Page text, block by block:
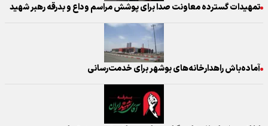
تمهیدات گسترده معاونت صدا برای پوشش مراسم وداع و بدرقه رهبر شهید
آماده‌باش راهدارخانه‌های بوشهر برای خدمت‌رسانی